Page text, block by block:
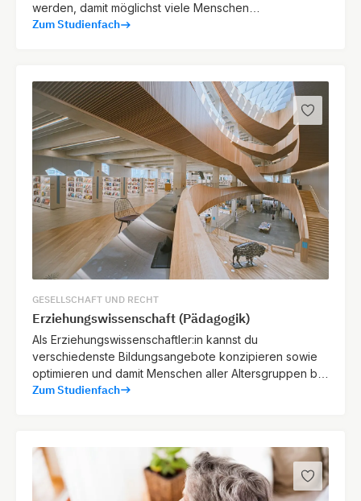
werden, damit möglichst viele Menschen
bedarfsgerechte Unterstützung erhalten.
Zum Studienfach
GESELLSCHAFT UND RECHT
Erziehungswissenschaft (Pädagogik)
Als Erziehungswissenschaftler:in kannst du
verschiedenste Bildungsangebote konzipieren sowie
optimieren und damit Menschen aller Altersgruppen bei
ihrer persönlichen Weiterentwicklung unterstützen.
Zum Studienfach